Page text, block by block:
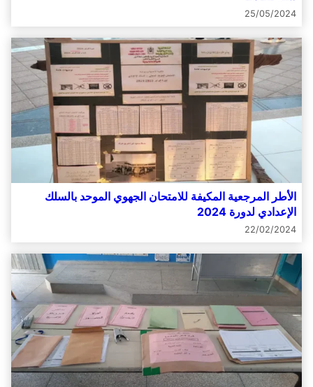
25/05/2024
الأطر المرجعية المكيفة للامتحان الجهوي الموحد بالسلك
الإعدادي لدورة 2024
22/02/2024